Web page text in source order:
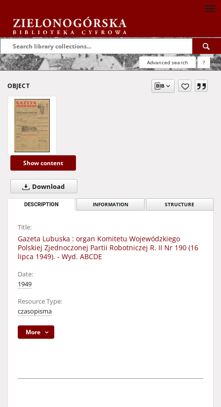
Advanced search ?
OBJECT
Show content
Download
DESCRIPTION INFORMATION STRUCTURE
Title:
Gazeta Lubuska : organ Komitetu Wojewódzkiego
Polskiej Zjednoczonej Partii Robotniczej R. II Nr 190 (16
lipca 1949). - Wyd. ABCDE
Date:
1949
Resource Type:
czasopisma
More